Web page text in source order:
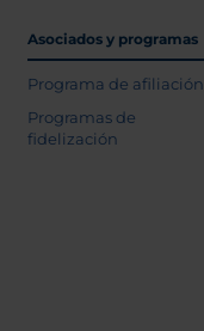
Asociados y programas
Programa de afiliación
Programas de
fidelización